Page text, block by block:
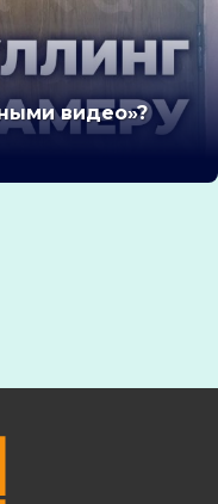
видео»?